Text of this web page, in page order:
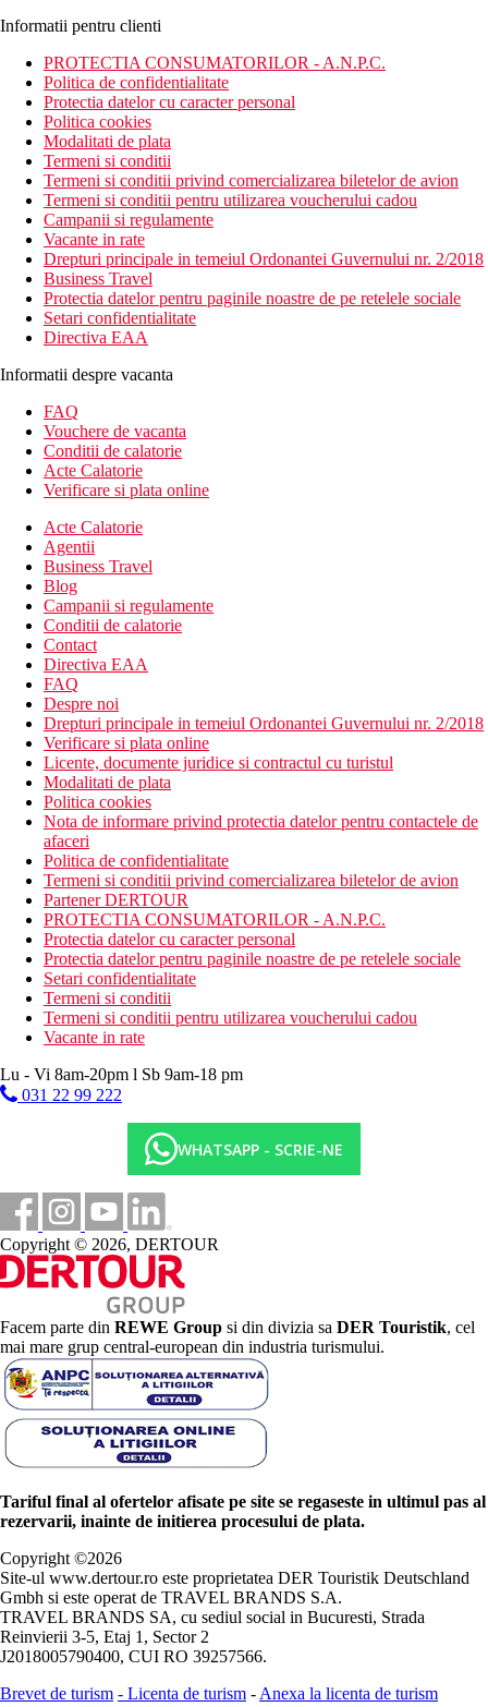
Informatii pentru clienti
PROTECTIA CONSUMATORILOR - A.N.P.C.
Politica de confidentialitate
Protectia datelor cu caracter personal
Politica cookies
Modalitati de plata
Termeni si conditii
Termeni si conditii privind comercializarea biletelor de avion
Termeni si conditii pentru utilizarea voucherului cadou
Campanii si regulamente
Vacante in rate
Drepturi principale in temeiul Ordonantei Guvernului nr. 2/2018
Business Travel
Protectia datelor pentru paginile noastre de pe retelele sociale
Setari confidentialitate
Directiva EAA
Informatii despre vacanta
FAQ
Vouchere de vacanta
Conditii de calatorie
Acte Calatorie
Verificare si plata online
Acte Calatorie
Agentii
Business Travel
Blog
Campanii si regulamente
Conditii de calatorie
Contact
Directiva EAA
FAQ
Despre noi
Drepturi principale in temeiul Ordonantei Guvernului nr. 2/2018
Verificare si plata online
Licente, documente juridice si contractul cu turistul
Modalitati de plata
Politica cookies
Nota de informare privind protectia datelor pentru contactele de
afaceri
Politica de confidentialitate
Termeni si conditii privind comercializarea biletelor de avion
Partener DERTOUR
PROTECTIA CONSUMATORILOR - A.N.P.C.
Protectia datelor cu caracter personal
Protectia datelor pentru paginile noastre de pe retelele sociale
Setari confidentialitate
Termeni si conditii
Termeni si conditii pentru utilizarea voucherului cadou
Vacante in rate
Lu - Vi 8am-20pm l Sb 9am-18 pm
031 22 99 222
WHATSAPP - SCRIE-NE
Copyright © 2026, DERTOUR
Facem parte din REWE Group si din divizia sa DER Touristik, cel
mai mare grup central-european din industria turismului.
Tariful final al ofertelor afisate pe site se regaseste in ultimul pas al
rezervarii, inainte de initierea procesului de plata.
Copyright ©2026
Site-ul www.dertour.ro este proprietatea DER Touristik Deutschland
Gmbh si este operat de TRAVEL BRANDS S.A.
TRAVEL BRANDS SA, cu sediul social in Bucuresti, Strada
Reinvierii 3-5, Etaj 1, Sector 2
J2018005790400, CUI RO 39257566.
Brevet de turism - Licenta de turism - Anexa la licenta de turism